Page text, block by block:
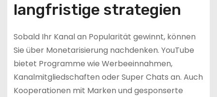
langfristige strategien
Sobald Ihr Kanal an Popularität gewinnt, können
Sie über Monetarisierung nachdenken. YouTube
bietet Programme wie Werbeeinnahmen,
Kanalmitgliedschaften oder Super Chats an. Auch
Kooperationen mit Marken und gesponserte